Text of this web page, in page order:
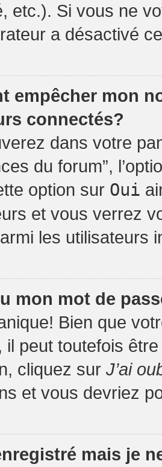
etc.). Si vous ne
a désactivé
empêcher mon
connectés?
dans votre
du forum”,
option sur Oui
et vous verrez
les utilisateurs
mon mot de
Bien que
il peut toutefois
cliquez sur J’ai
et vous devriez
mais je